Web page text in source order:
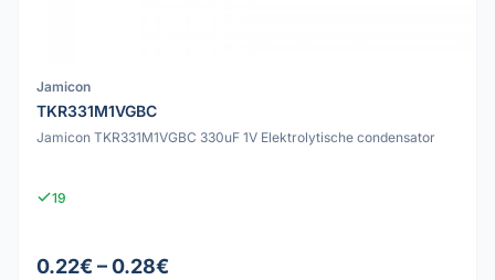
Jamicon
TKR331M1VGBC
Jamicon TKR331M1VGBC 330uF 1V Elektrolytische condensator
19
0.22€ – 0.28€